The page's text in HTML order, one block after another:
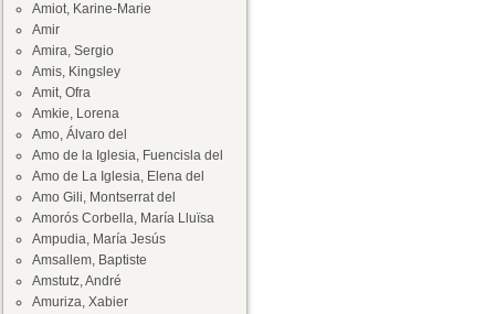
Amiot, Karine-Marie
Amir
Amira, Sergio
Amis, Kingsley
Amit, Ofra
Amkie, Lorena
Amo, Álvaro del
Amo de la Iglesia, Fuencisla del
Amo de La Iglesia, Elena del
Amo Gili, Montserrat del
Amorós Corbella, María Lluïsa
Ampudia, María Jesús
Amsallem, Baptiste
Amstutz, André
Amuriza, Xabier